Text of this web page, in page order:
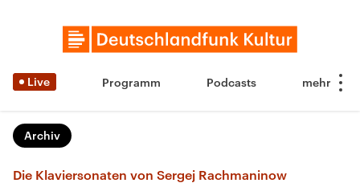
Live Programm Podcasts
Archiv
Die Klaviersonaten von Sergej Rachmaninow